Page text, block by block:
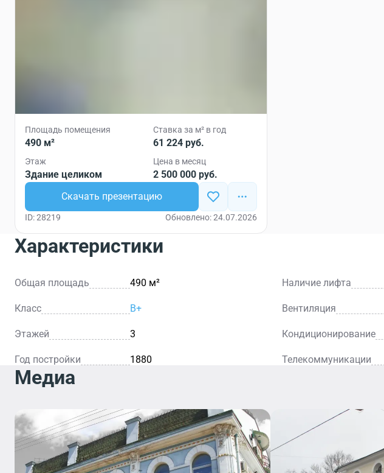
Площадь помещения
490 м²
Ставка за м² в год
61 224 руб.
Этаж
Здание целиком
Цена в месяц
2 500 000 руб.
Скачать презентацию
ID: 28219 Обновлено: 24.07.2026
Характеристики
Общая площадь 490 м² Наличие лифта
Класс B+ Вентиляция
Этажей 3 Кондиционирование
Год постройки 1880 Телекоммуникации
Медиа